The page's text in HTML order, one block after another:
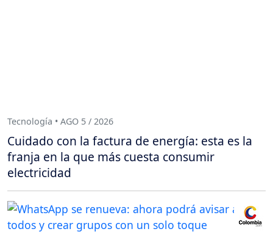
Tecnología • AGO 5 / 2026
Cuidado con la factura de energía: esta es la
franja en la que más cuesta consumir
electricidad